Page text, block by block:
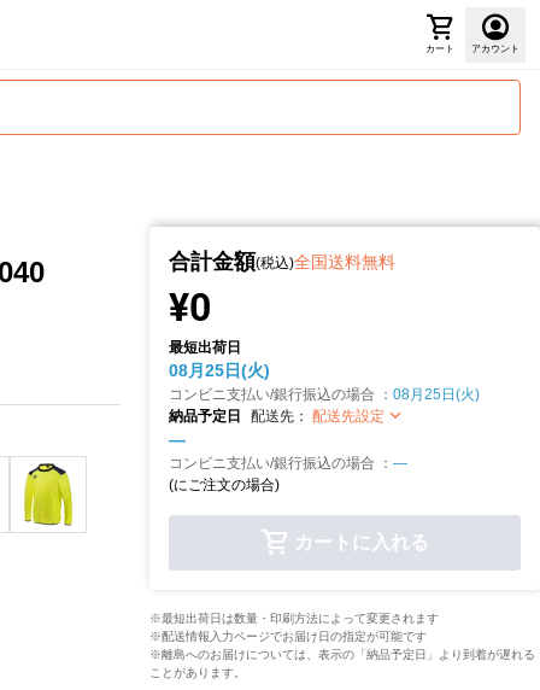
カート アカウント
合計金額(税込)全国送料無料
¥0
最短出荷日
08月25日(火)
コンビニ支払い/銀行振込の場合 ： 08月25日(火)
納品予定日
配送先： 配送先設定
—
コンビニ支払い/銀行振込の場合 ： —
(にご注文の場合)
カートに入れる
※最短出荷日は数量・印刷方法によって変更されます
※配送情報入力ページでお届け日の指定が可能です
※離島へのお届けについては、表示の「納品予定日」より到着が遅れる
ことがあります。